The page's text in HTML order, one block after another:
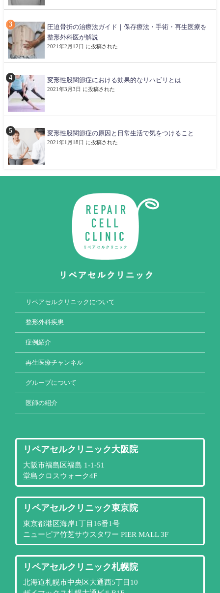
圧迫骨折の治療法ガイド｜保存療法・手術・再生医療を
整形外科医が解説
2021年2月12日 に投稿された
変形性股関節症における効果的なリハビリとは
2021年3月3日 に投稿された
変形性股関節症の原因と日常生活で気をつけること
2021年1月18日 に投稿された
リペアセルクリニックについて
整形外科疾患
症例紹介
再生医療チャンネル
グループについて
医師の紹介
リペアセルクリニック大阪院
大阪市福島区福島 1-1-51
堂島クロスウォーク4F
リペアセルクリニック東京院
東京都港区海岸1丁目16番1号
ニューピア竹芝サウスタワー PIER MALL 3F
リペアセルクリニック札幌院
北海道札幌市中央区大通西5丁目10